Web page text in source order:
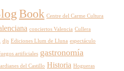
Book Centre del Carme Cultura
conciertos Valencia Cullera
djs Ediciones Llum de Lluna espectáculo
artificiales gastronomía
del Castillo Historia Hogueras